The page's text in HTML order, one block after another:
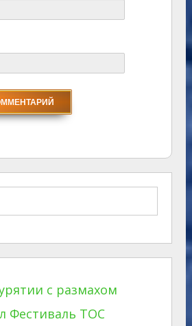
с размахом
Фестиваль ТОС